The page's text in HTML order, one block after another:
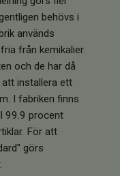
behövs i
används
från kemikalier.
och de har då
installera ett
I fabriken finns
99.9 procent
För att
görs